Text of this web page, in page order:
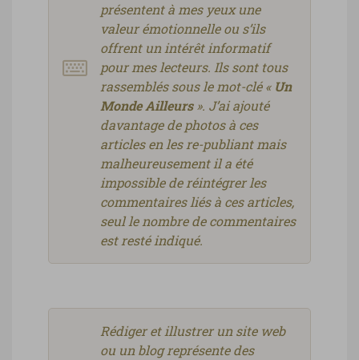
présentent à mes yeux une
valeur émotionnelle ou s’ils
offrent un intérêt informatif
pour mes lecteurs. Ils sont tous
rassemblés sous le mot-clé « Un
Monde Ailleurs». J’ai ajouté
davantage de photos à ces
articles en les re-publiant mais
malheureusement il a été
impossible de réintégrer les
commentaires liés à ces articles,
seul le nombre de commentaires
est resté indiqué.
Rédiger et illustrer un site web
ou un blog représente des